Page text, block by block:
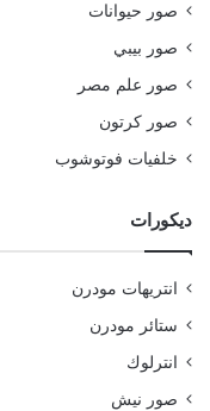
صور حيوانات
صور بيبي
صور علم مصر
صور كرتون
خلفيات فوتوشوب
ديكورات
انتريهات مودرن
ستائر مودرن
انترلوك
صور نيش